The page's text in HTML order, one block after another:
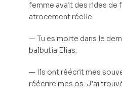
femme avait des rides de
atrocement réelle.
— Tu es morte dans le
balbutia Elias.
— Ils ont réécrit mes
réécrire mes os. J’ai